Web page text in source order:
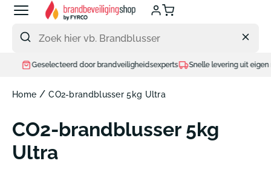
Meteen
naar
content
Geselecteerd door brandveiligheidsexperts Snelle levering uit eigen
Home / CO2-brandblusser 5kg Ultra
CO2-brandblusser 5kg
Ultra